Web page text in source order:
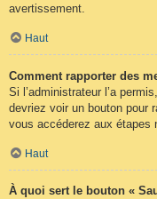
avertissement.
Haut
Comment rapporter des
Si l’administrateur l’a
devriez voir un bouton pour
vous accéderez aux étapes
Haut
À quoi sert le bouton «